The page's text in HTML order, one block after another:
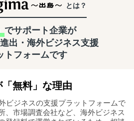
とは？
でサポート企業が
出・海外ビジネス支援
トフォームです
「無料」な理由
ビジネスの支援プラットフォームで
、市場調査会社など、海外ビジネス